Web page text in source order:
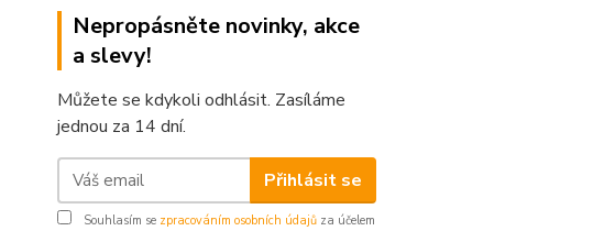
Nepropásněte novinky, akce
a slevy!
Můžete se kdykoli odhlásit. Zasíláme
jednou za 14 dní.
Přihlásit se
Souhlasím se zpracováním osobních údajů za účelem